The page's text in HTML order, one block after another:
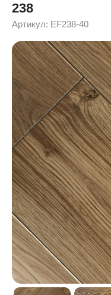
238
Артикул: EF238-40